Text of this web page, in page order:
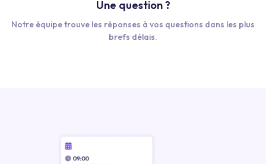
Une question ?
Notre équipe trouve les réponses à vos questions dans les plus
brefs délais.